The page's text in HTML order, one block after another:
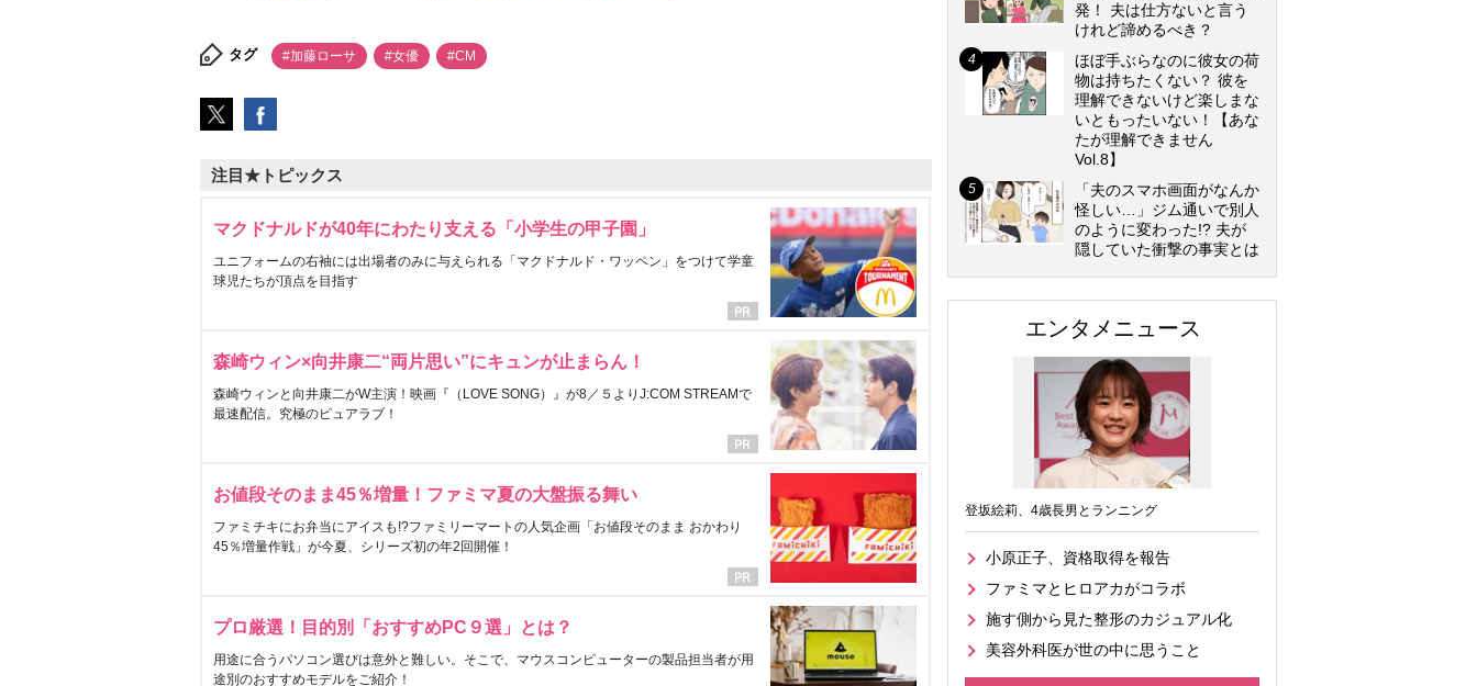
タグ #加藤ローサ #女優 #CM
注目★トピックス
マクドナルドが40年にわたり支える「小学生の甲子園」
ユニフォームの右袖には出場者のみに与えられる「マクドナルド・ワッペン」をつけて学童
球児たちが頂点を目指す
森崎ウィン×向井康二“両片思い”にキュンが止まらん！
森崎ウィンと向井康二がW主演！映画『（LOVE SONG）』が8／５よりJ:COM STREAMで
最速配信。究極のピュアラブ！
お値段そのまま45％増量！ファミマ夏の大盤振る舞い
ファミチキにお弁当にアイスも!?ファミリーマートの人気企画「お値段そのまま おかわり
45％増量作戦」が今夏、シリーズ初の年2回開催！
プロ厳選！目的別「おすすめPC９選」とは？
用途に合うパソコン選びは意外と難しい。そこで、マウスコンピューターの製品担当者が用
途別のおすすめモデルをご紹介！
発！ 夫は仕方ないと言う
けれど諦めるべき？
ほぼ手ぶらなのに彼女の荷
物は持ちたくない？ 彼を
理解できないけど楽しまな
いともったいない！【あな
たが理解できません
Vol.8】
「夫のスマホ画面がなんか
怪しい…」ジム通いで別人
のように変わった!? 夫が
隠していた衝撃の事実とは
エンタメニュース
登坂絵莉、4歳長男とランニング
小原正子、資格取得を報告
ファミマとヒロアカがコラボ
施す側から見た整形のカジュアル化
美容外科医が世の中に思うこと